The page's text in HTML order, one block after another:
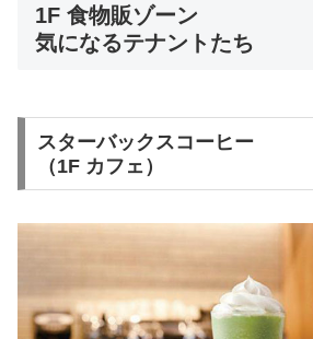
1F 食物販ゾーン
気になるテナントたち
スターバックスコーヒー
（1F カフェ）